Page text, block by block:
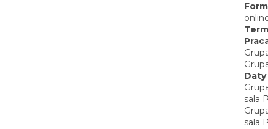
sala
sala